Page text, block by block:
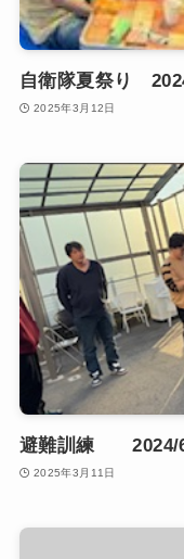
自衛隊夏祭り
2025年3月12日
避難訓練 2024/
2025年3月11日